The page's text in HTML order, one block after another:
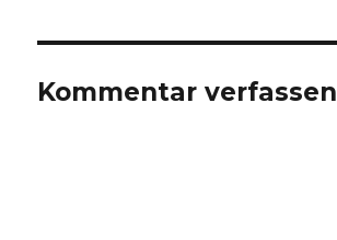
Kommentar verfassen